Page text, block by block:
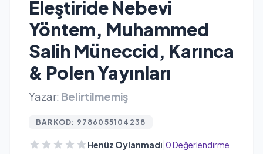
Eleştiride Nebevi
Yöntem, Muhammed
Salih Müneccid, Karınca
& Polen Yayınları
Yazar: Belirtilmemiş
BARKOD: 9786055104238
Henüz Oylanmadı 0 Değerlendirme